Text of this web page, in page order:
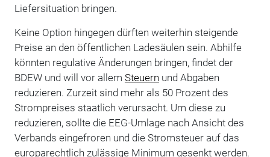
Liefersituation bringen.
Keine Option hingegen dürften weiterhin steigende
Preise an den öffentlichen Ladesäulen sein. Abhilfe
könnten regulative Änderungen bringen, findet der
BDEW und will vor allem Steuern und Abgaben
reduzieren. Zurzeit sind mehr als 50 Prozent des
Strompreises staatlich verursacht. Um diese zu
reduzieren, sollte die EEG-Umlage nach Ansicht des
Verbands eingefroren und die Stromsteuer auf das
europarechtlich zulässige Minimum gesenkt werden.